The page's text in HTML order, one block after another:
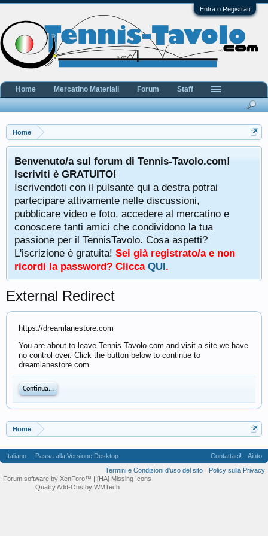
Entra o Registrati
Home
Benvenuto/a sul forum di Tennis-Tavolo.com!
Iscriviti è GRATUITO!
Iscrivendoti con il pulsante qui a destra potrai
partecipare attivamente nelle discussioni,
pubblicare video e foto, accedere al mercatino e
conoscere tanti amici che condividono la tua
passione per il TennisTavolo. Cosa aspetti?
L'iscrizione è gratuita! Sei già registrato/a e non
ricordi la password? Clicca QUI.
External Redirect
https://dreamlanestore.com
You are about to leave Tennis-Tavolo.com and visit a site we have
no control over. Click the button below to continue to
dreamlanestore.com.
Continua...
Home
Home Mercatino Materiali Forum Staff
Italiano Passa alla Versione Desktop Contattaci!
Aiuto
Termini e Condizioni d'uso del sito
Policy sulla Privacy
Forum software by XenForo™ | [HA] Missing Icons
Quality Add-Ons by WMTech